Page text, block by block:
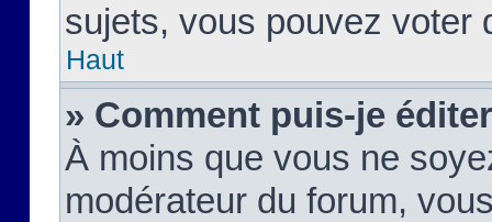
sujets, vous pouvez voter
Haut
» Comment puis-je
À moins que vous ne
modérateur du forum,